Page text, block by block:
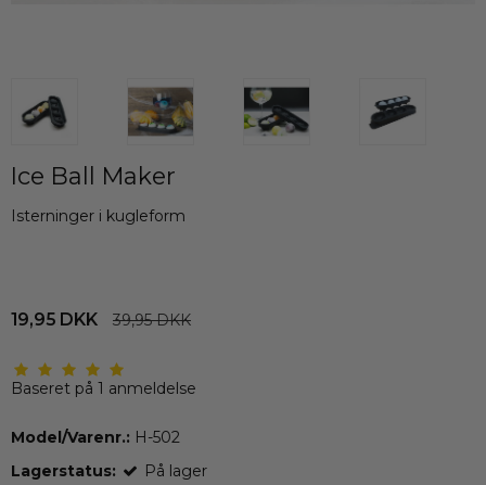
Ice Ball Maker
Isterninger i kugleform
19,95 DKK 39,95 DKK
Baseret på 1 anmeldelse
Model/Varenr.: H-502
Lagerstatus:
På lager